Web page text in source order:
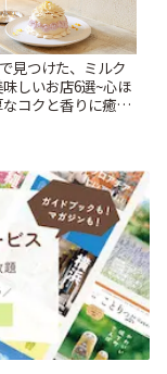
見つけた、ミルク
しいお店6選~心ほ
コクと香りに癒や